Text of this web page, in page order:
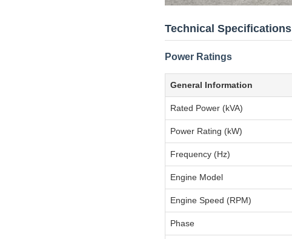
Technical Specifications
Power Ratings
General Information
Rated Power (kVA)
Power Rating (kW)
Frequency (Hz)
Engine Model
Engine Speed (RPM)
Phase